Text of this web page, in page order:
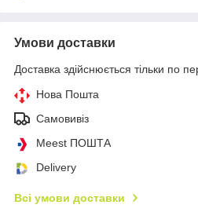
Умови доставки
Доставка здійснюється тільки по
Нова Пошта
Самовивіз
Meest ПОШТА
Delivery
Всі умови доставки